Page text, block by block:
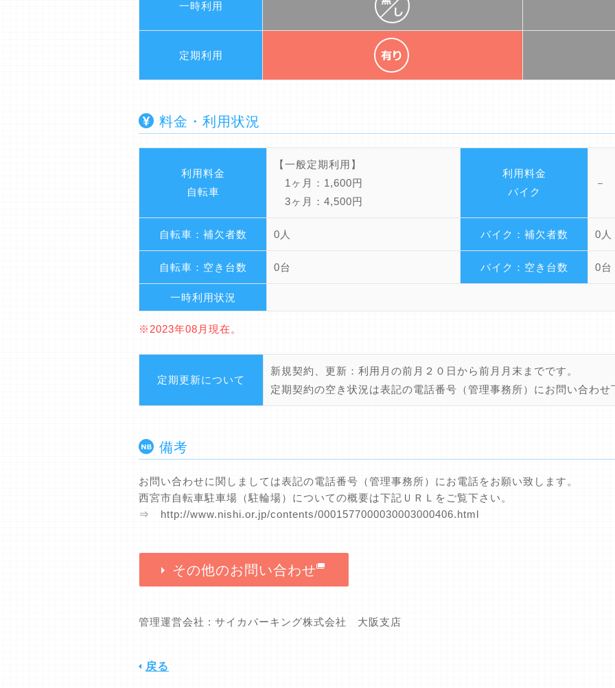
一時利用
定期利用
料金・利用状況
利用料金
自転車
【一般定期利用】
1ヶ月：1,600円
3ヶ月：4,500円
利用料金
バイク
－
自転車：補欠者数 0人 バイク：補欠者数 0人
自転車：空き台数 0台 バイク：空き台数 0台
一時利用状況
※2023年08月現在。
定期更新について
新規契約、更新：利用月の前月２０日から前月月末までです。
定期契約の空き状況は表記の電話番号（管理事務所）にお問い合わせ
備考
お問い合わせに関しましては表記の電話番号（管理事務所）にお電話をお願い致します。
西宮市自転車駐車場（駐輪場）についての概要は下記ＵＲＬをご覧下さい。
⇒ http://www.nishi.or.jp/contents/0001577000030003000406.html
その他のお問い合わせ
管理運営会社 : サイカパーキング株式会社 大阪支店
戻る